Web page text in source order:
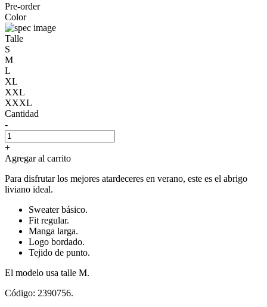
Pre-order
Color
Talle
S
M
L
XL
XXL
XXXL
Cantidad
-
+
Agregar al carrito
Para disfrutar los mejores atardeceres en verano, este es el abrigo
liviano ideal.
Sweater básico.
Fit regular.
Manga larga.
Logo bordado.
Tejido de punto.
El modelo usa talle M.
Código: 2390756.